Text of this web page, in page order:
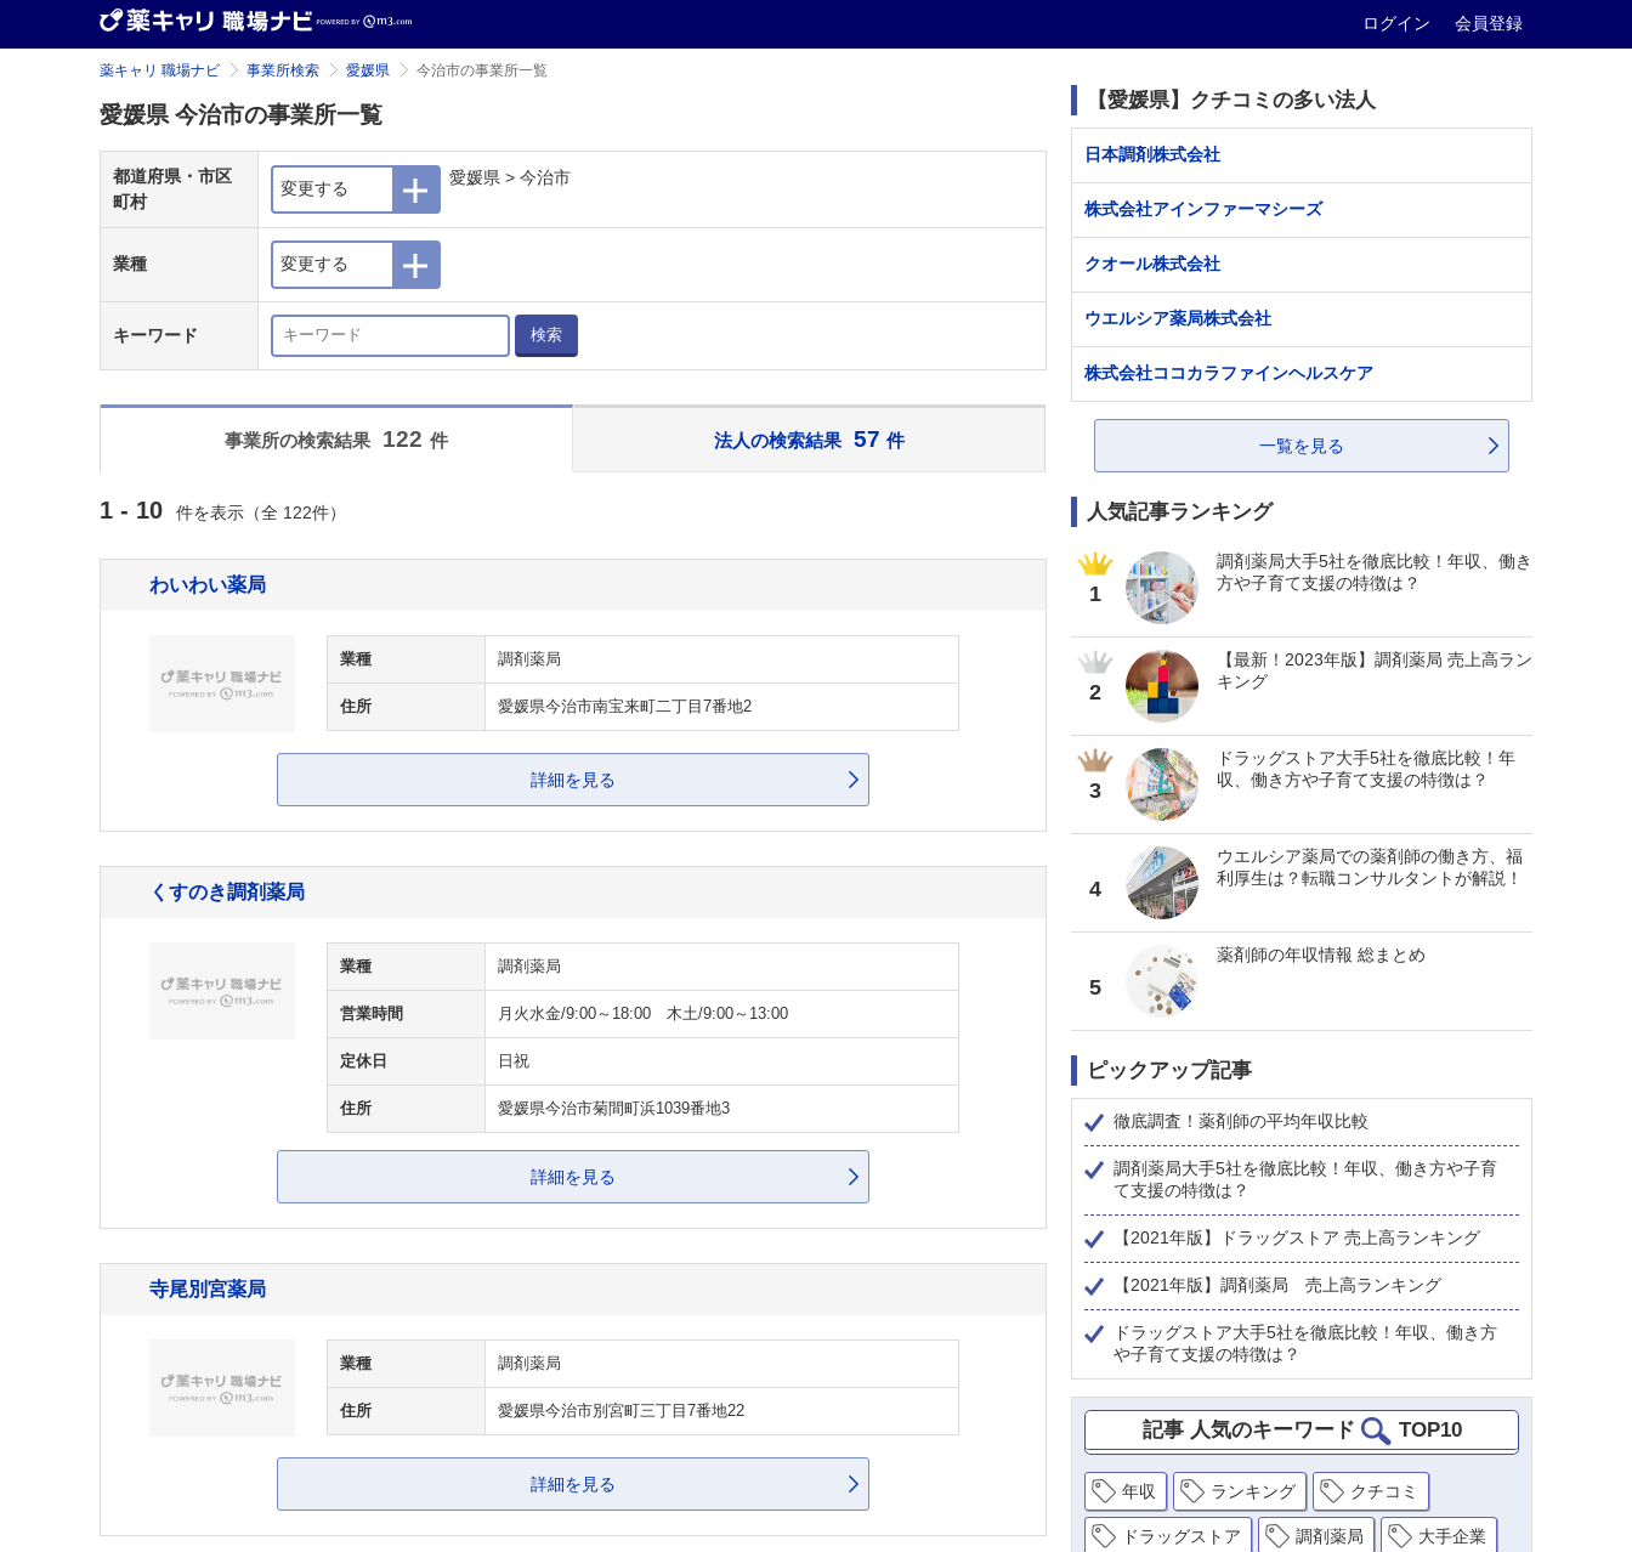
ログイン 会員登録
薬キャリ 職場ナビ 事業所検索 愛媛県 今治市の事業所一覧
愛媛県 今治市の事業所一覧
都道府県・市区
町村
変更する
愛媛県 > 今治市
業種 変更する
キーワード 検索
事業所の検索結果 122 件 法人の検索結果 57 件
1 - 10 件を表示（全 122件）
わいわい薬局
業種 調剤薬局
住所 愛媛県今治市南宝来町二丁目7番地2
詳細を見る
くすのき調剤薬局
業種 調剤薬局
営業時間 月火水金/9:00～18:00 木土/9:00～13:00
定休日 日祝
住所 愛媛県今治市菊間町浜1039番地3
詳細を見る
寺尾別宮薬局
業種 調剤薬局
住所 愛媛県今治市別宮町三丁目7番地22
詳細を見る
【愛媛県】クチコミの多い法人
日本調剤株式会社
株式会社アインファーマシーズ
クオール株式会社
ウエルシア薬局株式会社
株式会社ココカラファインヘルスケア
一覧を見る
人気記事ランキング
1
調剤薬局大手5社を徹底比較！年収、働き
方や子育て支援の特徴は？
2
【最新！2023年版】調剤薬局 売上高ラン
キング
3
ドラッグストア大手5社を徹底比較！年
収、働き方や子育て支援の特徴は？
4
ウエルシア薬局での薬剤師の働き方、福
利厚生は？転職コンサルタントが解説！
5
薬剤師の年収情報 総まとめ
ピックアップ記事
徹底調査！薬剤師の平均年収比較
調剤薬局大手5社を徹底比較！年収、働き方や子育
て支援の特徴は？
【2021年版】ドラッグストア 売上高ランキング
【2021年版】調剤薬局 売上高ランキング
ドラッグストア大手5社を徹底比較！年収、働き方
や子育て支援の特徴は？
記事 人気のキーワード TOP10
年収 ランキング クチコミ
ドラッグストア 調剤薬局 大手企業